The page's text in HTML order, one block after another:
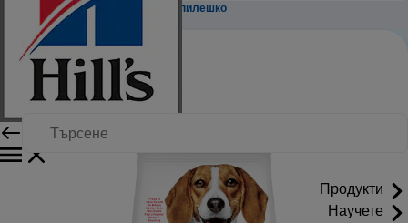
Продукти
Научете
Perfect Weight Medium Adult с пилешко